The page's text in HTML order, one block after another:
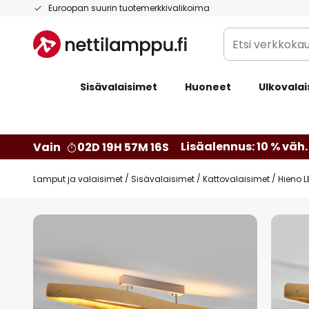
Euroopan suurin tuotemerkkivalikoima
Skip
Content
Etsi
verkkokaupan
Sisävalaisimet Huoneet
Vain 02D 19H 57M 15S Lisäalennus: 10 %
Lamput ja valaisimet Sisävalaisimet Kattovalaisimet Hieno
Skip
the
end